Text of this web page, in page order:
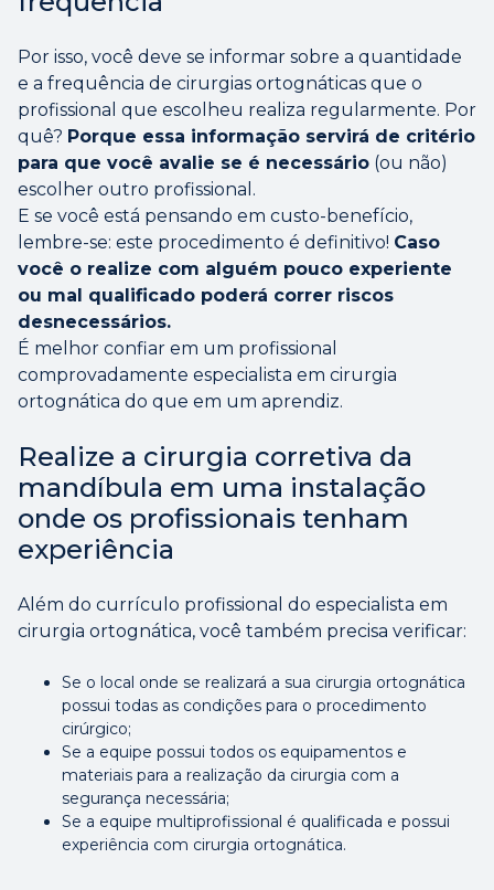
Por isso, você deve se informar sobre a quantidade
e a frequência de cirurgias ortognáticas que o
profissional que escolheu realiza regularmente. Por
quê? Porque essa informação servirá de critério
para que você avalie se é necessário (ou não)
escolher outro profissional.
E se você está pensando em custo-benefício,
lembre-se: este procedimento é definitivo! Caso
você o realize com alguém pouco experiente
ou mal qualificado poderá correr riscos
desnecessários.
É melhor confiar em um profissional
comprovadamente especialista em cirurgia
ortognática do que em um aprendiz.
Realize a cirurgia corretiva da
mandíbula em uma instalação
onde os profissionais tenham
experiência
Além do currículo profissional do especialista em
cirurgia ortognática, você também precisa verificar:
Se o local onde se realizará a sua cirurgia ortognática
possui todas as condições para o procedimento
cirúrgico;
Se a equipe possui todos os equipamentos e
materiais para a realização da cirurgia com a
segurança necessária;
Se a equipe multiprofissional é qualificada e possui
experiência com cirurgia ortognática.